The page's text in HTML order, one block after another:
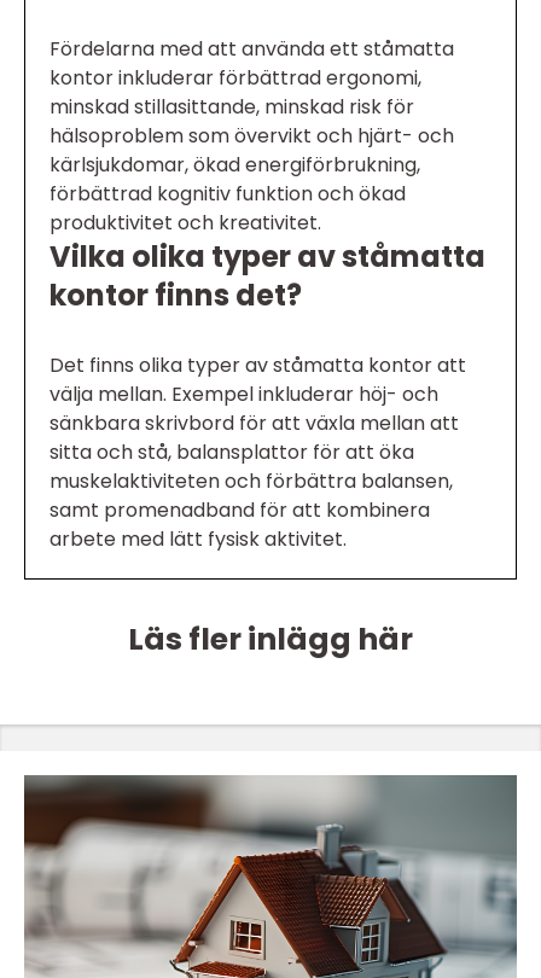
Fördelarna med att använda ett ståmatta
kontor inkluderar förbättrad ergonomi,
minskad stillasittande, minskad risk för
hälsoproblem som övervikt och hjärt- och
kärlsjukdomar, ökad energiförbrukning,
förbättrad kognitiv funktion och ökad
produktivitet och kreativitet.
Vilka olika typer av ståmatta
kontor finns det?
Det finns olika typer av ståmatta kontor att
välja mellan. Exempel inkluderar höj- och
sänkbara skrivbord för att växla mellan att
sitta och stå, balansplattor för att öka
muskelaktiviteten och förbättra balansen,
samt promenadband för att kombinera
arbete med lätt fysisk aktivitet.
Läs fler inlägg här